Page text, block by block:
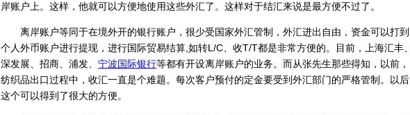
岸账户上。这样，他就可以方便地使用这些外汇了。这样对于结汇来说是最方便不过了。
离岸账户等同于在境外开的银行账户，很少受国家外汇管制，外汇进出自由，资金可以打到
个人外币账户进行提现，进行国际贸易结算,如转L/C、收T/T都是非常方便的。目前，上海汇丰、
深发展、招商、浦发、 宁波国际银行等都有开设离岸账户的业务。而从张先生那些得知，以前，
纺织品出口过程中，收汇一直是个难题。每次客户预付的定金要受到外汇部门的严格管制。以后
这个可以得到了很大的方便。